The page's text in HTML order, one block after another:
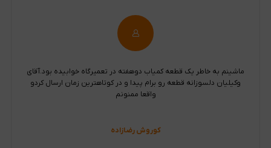
ماشینم به خاطر یک قطعه کمیاب دوهفته در تعمیرگاه خوابیده بود.آقای
وکیلیان دلسوزانه قطعه رو برام پیدا و در کوتاهترین زمان ارسال کردو
واقعا ممنونم
کوروش رضازاده